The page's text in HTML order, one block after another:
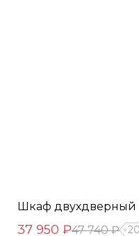
Шкаф двухдверный
37 950 ₽47 740 ₽